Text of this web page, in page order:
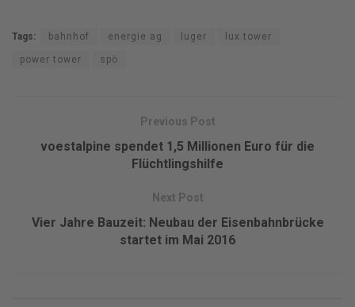
Tags: bahnhof energie ag luger lux tower
power tower spö
Previous Post
voestalpine spendet 1,5 Millionen Euro für die
Flüchtlingshilfe
Next Post
Vier Jahre Bauzeit: Neubau der Eisenbahnbrücke
startet im Mai 2016